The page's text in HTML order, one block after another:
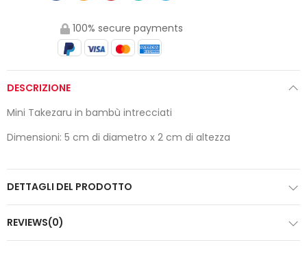
100% secure payments
DESCRIZIONE
Mini Takezaru in bambù intrecciati
Dimensioni: 5 cm di diametro x 2 cm di altezza
DETTAGLI DEL PRODOTTO
REVIEWS(0)